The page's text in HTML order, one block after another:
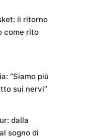
il ritorno
come rito
“Siamo più
sui nervi”
dalla
sogno di